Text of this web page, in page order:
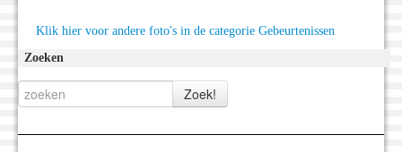
Klik hier voor andere foto's in de categorie Gebeurtenissen
Zoeken